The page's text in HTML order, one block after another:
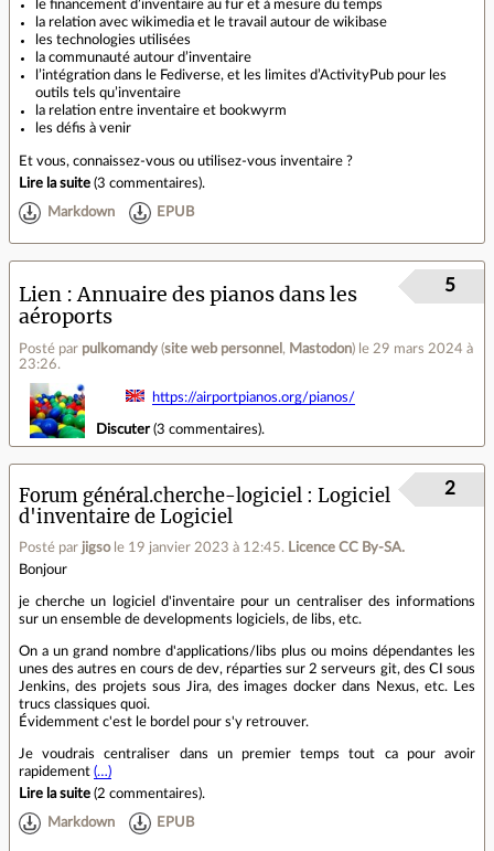
le financement d’inventaire au fur et à mesure du temps
la relation avec wikimedia et le travail autour de wikibase
les technologies utilisées
la communauté autour d’inventaire
l’intégration dans le Fediverse, et les limites d’ActivityPub pour les
outils tels qu’inventaire
la relation entre inventaire et bookwyrm
les défis à venir
Et vous, connaissez-vous ou utilisez-vous inventaire ?
Lire la suite (3 commentaires).
Markdown EPUB
Lien
Annuaire des pianos dans les
aéroports
Posté par pulkomandy (site web personnel , Mastodon) le 29 mars 2024 à
23:26.
5
https://airportpianos.org/pianos/
Discuter(3 commentaires).
Forum général.cherche-logiciel
Logiciel
d'inventaire de Logiciel
Posté par jigso le 19 janvier 2023 à 12:45. Licence CC By‑SA.
2
Bonjour
je cherche un logiciel d'inventaire pour un centraliser des informations
sur un ensemble de developments logiciels, de libs, etc.
On a un grand nombre d'applications/libs plus ou moins dépendantes les
unes des autres en cours de dev, réparties sur 2 serveurs git, des CI sous
Jenkins, des projets sous Jira, des images docker dans Nexus, etc. Les
trucs classiques quoi.
Évidemment c'est le bordel pour s'y retrouver.
Je voudrais centraliser dans un premier temps tout ca pour avoir
rapidement (…)
Lire la suite (2 commentaires).
Markdown EPUB